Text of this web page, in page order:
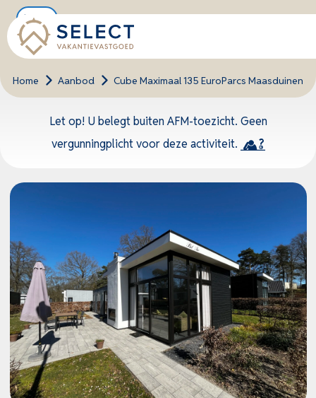
Home > Aanbod > Cube Maximaal 135 EuroParcs Maasduinen
Let op! U belegt buiten AFM-toezicht. Geen
vergunningplicht voor deze activiteit.
Nieuw